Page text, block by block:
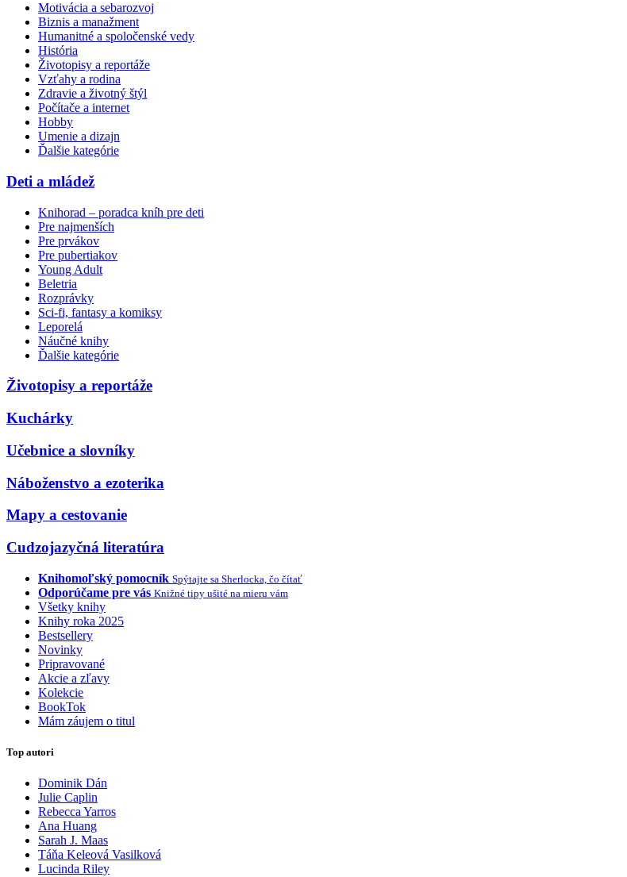
Motivácia a sebarozvoj
Biznis a manažment
Humanitné a spoločenské vedy
História
Životopisy a reportáže
Vzťahy a rodina
Zdravie a životný štýl
Počítače a internet
Hobby
Umenie a dizajn
Ďalšie kategórie
Deti a mládež
Knihorad – poradca kníh pre deti
Pre najmenších
Pre prvákov
Pre pubertiakov
Young Adult
Beletria
Rozprávky
Sci-fi, fantasy a komiksy
Leporelá
Náučné knihy
Ďalšie kategórie
Životopisy a reportáže
Kuchárky
Učebnice a slovníky
Náboženstvo a ezoterika
Mapy a cestovanie
Cudzojazyčná literatúra
Knihomoľský pomocník Spýtajte sa Sherlocka, čo čítať
Odporúčame pre vás Knižné tipy ušité na mieru vám
Všetky knihy
Knihy roka 2025
Bestsellery
Novinky
Pripravované
Akcie a zľavy
Kolekcie
BookTok
Mám záujem o titul
Top autori
Dominik Dán
Julie Caplin
Rebecca Yarros
Ana Huang
Sarah J. Maas
Táňa Keleová Vasilková
Lucinda Riley